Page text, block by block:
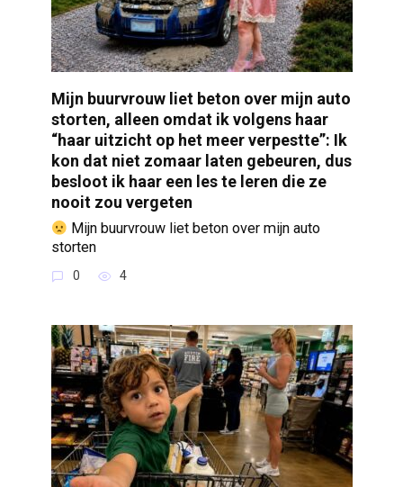
Mijn buurvrouw liet beton over mijn auto
storten, alleen omdat ik volgens haar
“haar uitzicht op het meer verpestte”: Ik
kon dat niet zomaar laten gebeuren, dus
besloot ik haar een les te leren die ze
nooit zou vergeten
Mijn buurvrouw liet beton over mijn auto
storten
0 4